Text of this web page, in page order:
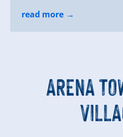
read more
ARENA